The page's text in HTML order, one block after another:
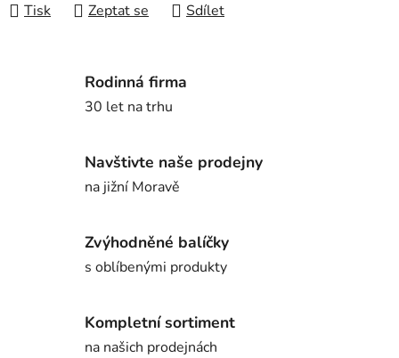
Tisk Zeptat se Sdílet
Rodinná firma
30 let na trhu
Navštivte naše prodejny
na jižní Moravě
Zvýhodněné balíčky
s oblíbenými produkty
Kompletní sortiment
na našich prodejnách